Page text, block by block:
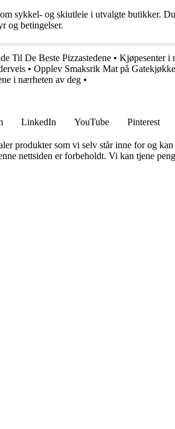
sykkel- og skiutleie i utvalgte butikker.
og betingelser.
Til De Beste Pizzastedene • Kjøpesenter i
• Opplev Smaksrik Mat på
i nærheten av deg •
LinkedIn YouTube Pinterest
produkter som vi selv står inne for og
nettsiden er forbeholdt. Vi kan tjene